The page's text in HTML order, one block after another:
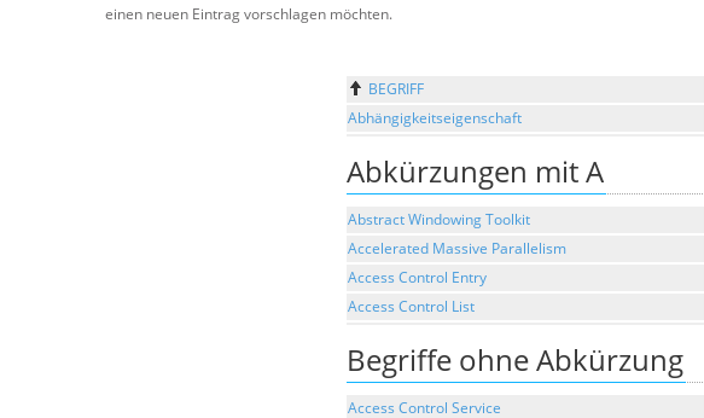
einen neuen Eintrag vorschlagen möchten.
BEGRIFF
Abhängigkeitseigenschaft
Abkürzungen mit A
Abstract Windowing Toolkit
Accelerated Massive Parallelism
Access Control Entry
Access Control List
Begriffe ohne Abkürzung
Access Control Service